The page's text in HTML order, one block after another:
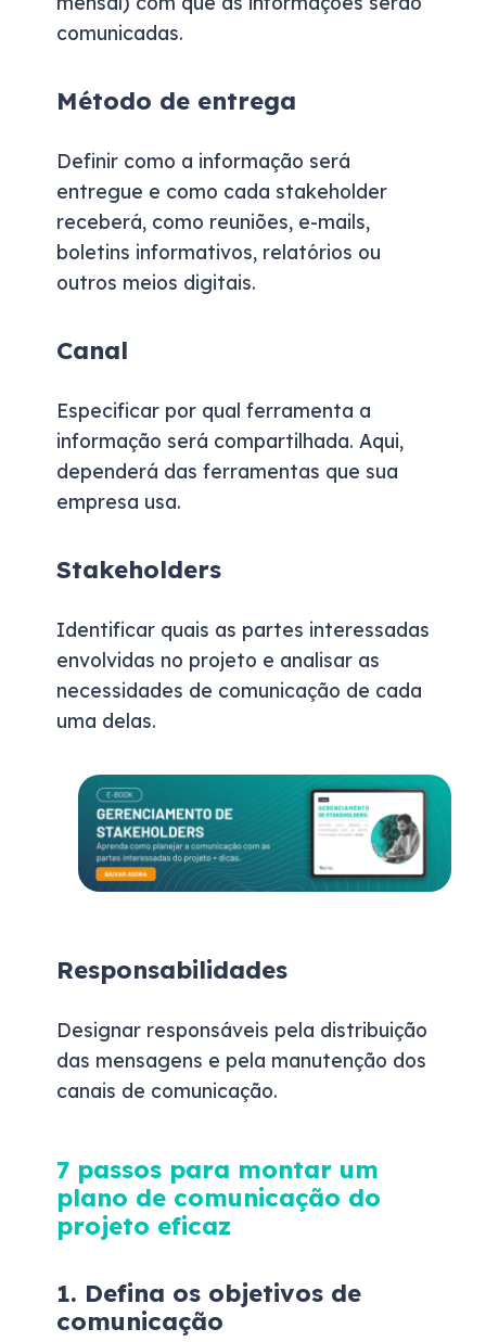
comunicadas.
Método de entrega
Definir como a informação será
entregue e como cada stakeholder
receberá, como reuniões, e-mails,
boletins informativos, relatórios ou
outros meios digitais.
Canal
Especificar por qual ferramenta a
informação será compartilhada. Aqui,
dependerá das ferramentas que sua
empresa usa.
Stakeholders
Identificar quais as partes interessadas
envolvidas no projeto e analisar as
necessidades de comunicação de cada
uma delas.
Responsabilidades
Designar responsáveis pela distribuição
das mensagens e pela manutenção dos
canais de comunicação.
7 passos para montar um
plano de comunicação do
projeto eficaz
1. Defina os objetivos de
comunicação